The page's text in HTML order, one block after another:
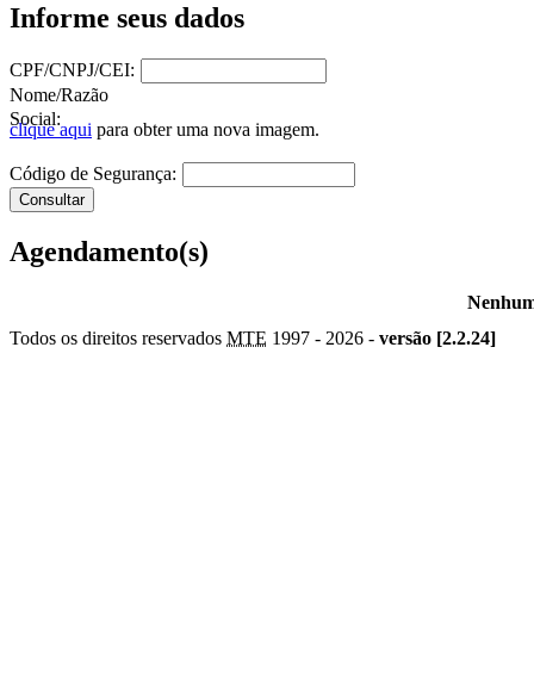
Informe seus dados
CPF/CNPJ/CEI:
Nome/Razão
Social:
clique aqui para obter uma nova imagem.
Código de Segurança:
Agendamento(s)
Todos os direitos reservados MTE 1997 - 2026 - versão [2.2.24]